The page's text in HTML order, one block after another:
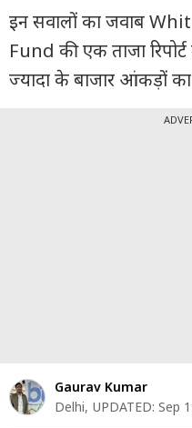
वीडियो
ट्रेंडिंग
बिजनेस
शेयर
इन सवालों का जवाब
Fund की एक ताजा
ज्यादा के बाजार आंकड़ों
Gaurav Kumar
Delhi, UPDATED: Sep